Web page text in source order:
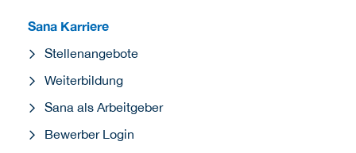
Sana Karriere
Stellenangebote
Weiterbildung
Sana als Arbeitgeber
Bewerber Login